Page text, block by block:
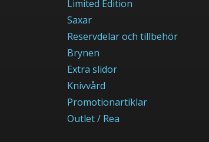
Limited Edition
Saxar
Reservdelar och tillbehör
Brynen
Extra slidor
Knivvård
Promotionartiklar
Outlet / Rea